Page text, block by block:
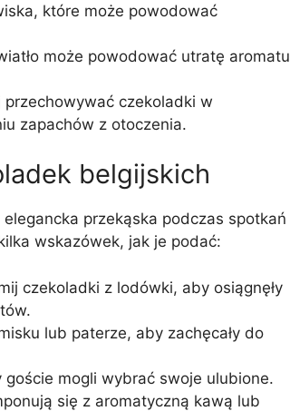
które może powodować
może powodować utratę aromatu
czekoladki w
zapachów z otoczenia.
belgijskich
przekąska podczas spotkań
wskazówek, jak je podać:
czekoladki z lodówki, aby osiągnęły
lub paterze, aby zachęcały do
goście mogli wybrać swoje ulubione.
się z aromatyczną kawą lub